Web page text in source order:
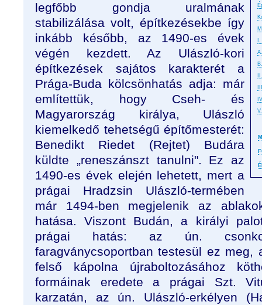
legfőbb gondja uralmának
stabilizálása volt, építkezésekbe így
inkább később, az 1490-es évek
végén kezdett. Az Ulászló-kori
építkezések sajátos karakterét a
Prága-Buda kölcsönhatás adja: már
említettük, hogy Cseh- és
Magyarország királya, Ulászló
kiemelkedő tehetségű építőmesterét:
Benedikt Riedet (Rejtet) Budára
küldte „reneszánszt tanulni". Ez az
1490-es évek elején lehetett, mert a
prágai Hradzsin Ulászló-termében
már 1494-ben megjelenik az
hatása. Viszont Budán, a királyi
prágai hatás: az ún.
faragványcsoportban testesül ez meg,
felső kápolna újraboltozásához
formáinak eredete a prágai Szt.
karzatán, az ún. Ulászló-erkélyen